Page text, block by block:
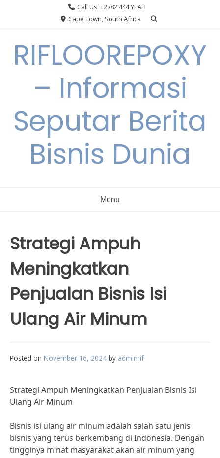
Call Us: +2782 444 YEAH
Cape Town, South Africa
RIFLOOREPOXY
– Informasi
Seputar Berita
Bisnis Dunia
Menu
Strategi Ampuh
Meningkatkan
Penjualan Bisnis Isi
Ulang Air Minum
Posted on November 16, 2024 by adminrif
Strategi Ampuh Meningkatkan Penjualan Bisnis Isi
Ulang Air Minum
Bisnis isi ulang air minum adalah salah satu jenis
bisnis yang terus berkembang di Indonesia. Dengan
tingginya minat masyarakat akan air minum yang